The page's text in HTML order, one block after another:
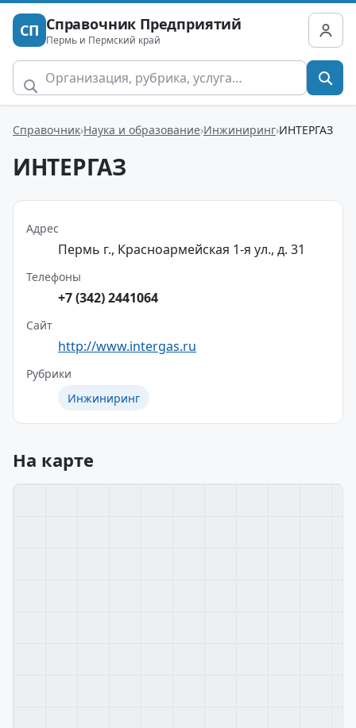
СП Справочник Предприятий
Пермь и Пермский край
Справочник Наука и образование Инжиниринг ИНТЕРГАЗ
ИНТЕРГАЗ
Адрес
Пермь г., Красноармейская 1-я ул., д. 31
Телефоны
+7 (342) 2441064
Сайт
http://www.intergas.ru
Рубрики
Инжиниринг
На карте